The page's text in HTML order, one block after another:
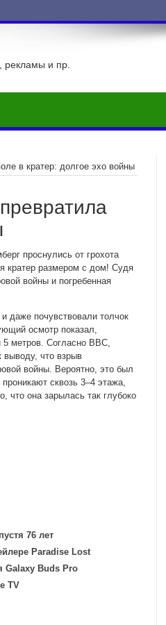
рекламы и пр.
в кратер: долгое эхо войны
проснулись от грохота
кратер размером с дом! Судя
войны и погребенная
даже почувствовали толчок
осмотр показал,
5 метров. Согласно BBC,
выводу, что взрыв
войны. Вероятно, это был
сквозь 3–4 этажа,
что она зарылась так глубоко
76 лет
Paradise Lost
Galaxy Buds Pro
TV